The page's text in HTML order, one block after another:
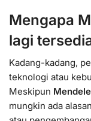
Mengapa
lagi
Kadang-kadang,
teknologi atau
Meskipun
mungkin ada